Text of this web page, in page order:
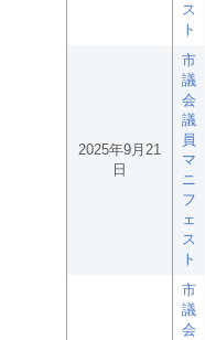
ス
ト
2025年9月21
日
市
議
会
議
員
マ
ニ
フ
ェ
ス
ト
市
議
会